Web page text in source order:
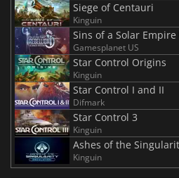
Siege of Centauri
Kinguin
Sins of a Solar
Gamesplanet US
Star Control Origins
Kinguin
Star Control I and II
Difmark
Star Control 3
Kinguin
Ashes of the
Kinguin